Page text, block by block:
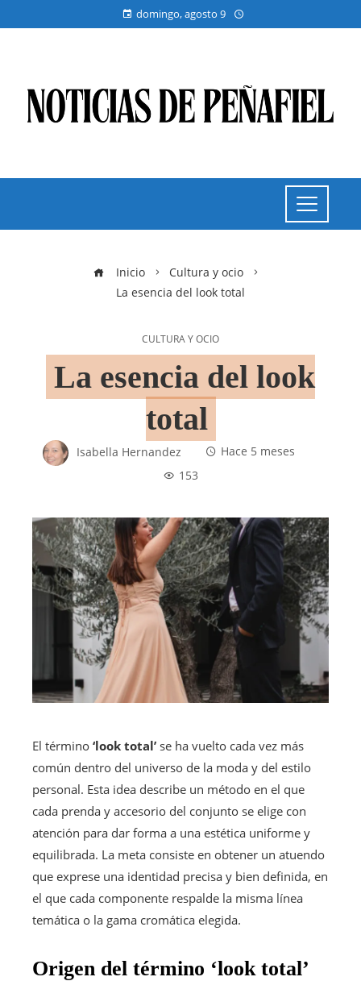
domingo, agosto 9
Inicio
Cultura y ocio
La esencia del look total
CULTURA Y OCIO
La esencia del look
total
Isabella Hernandez
Hace 5 meses
153
El término ‘look total’ se ha vuelto cada vez más
común dentro del universo de la moda y del estilo
personal. Esta idea describe un método en el que
cada prenda y accesorio del conjunto se elige con
atención para dar forma a una estética uniforme y
equilibrada. La meta consiste en obtener un atuendo
que exprese una identidad precisa y bien definida, en
el que cada componente respalde la misma línea
temática o la gama cromática elegida.
Origen del término ‘look total’